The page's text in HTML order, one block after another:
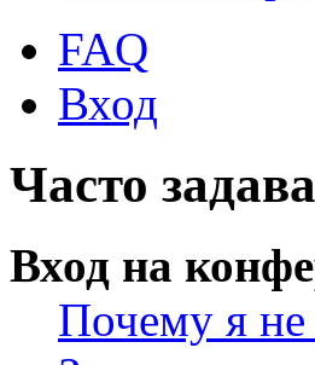
FAQ
Вход
Часто
Вход на
Почему я